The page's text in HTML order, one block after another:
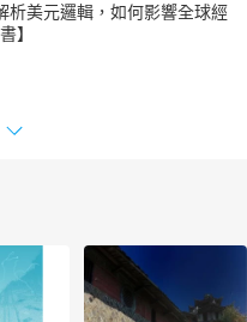
析美元邏輯，如何影響全球經
】